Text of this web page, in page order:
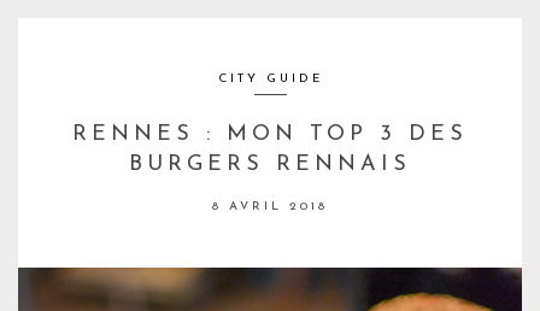
CITY GUIDE
RENNES : MON TOP 3 DES
BURGERS RENNAIS
8 AVRIL 2018